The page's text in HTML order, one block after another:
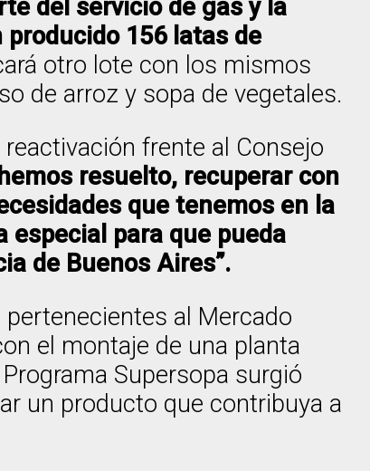
del servicio de gas y la
producido 156 latas de
otro lote con los mismos
de arroz y sopa de vegetales.
frente al Consejo
resuelto, recuperar con
que tenemos en la
para que pueda
de Buenos Aires”.
al Mercado
el montaje de una planta
Supersopa surgió
un producto que contribuya a